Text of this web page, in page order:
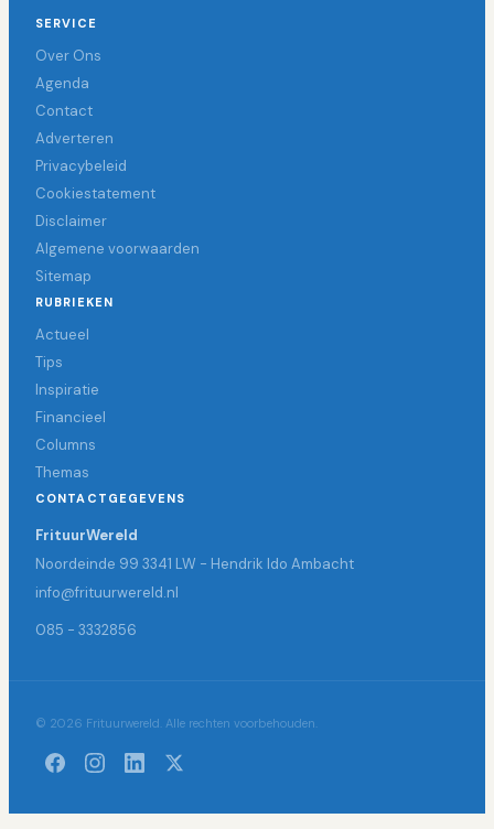
SERVICE
Over Ons
Agenda
Contact
Adverteren
Privacybeleid
Cookiestatement
Disclaimer
Algemene voorwaarden
Sitemap
RUBRIEKEN
Actueel
Tips
Inspiratie
Financieel
Columns
Themas
CONTACTGEGEVENS
FrituurWereld
Noordeinde 99 3341 LW - Hendrik Ido Ambacht
info@frituurwereld.nl
085 - 3332856
© 2026 Frituurwereld. Alle rechten voorbehouden.